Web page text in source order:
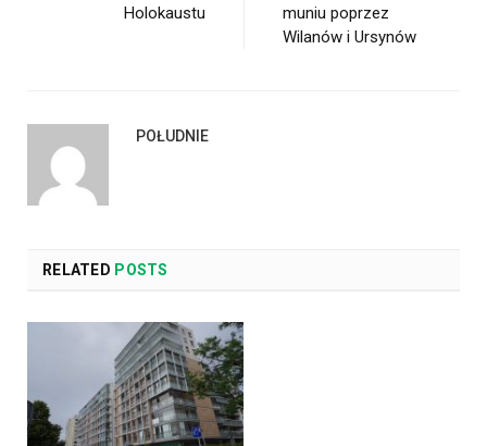
Holokaustu
muniu poprzez
Wilanów i Ursynów
POŁUDNIE
RELATED POSTS